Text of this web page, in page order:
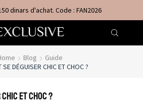
dinars d'achat. Code : FAN2026
Blog
Guide
DÉGUISER CHIC ET CHOC ?
chic et choc ?